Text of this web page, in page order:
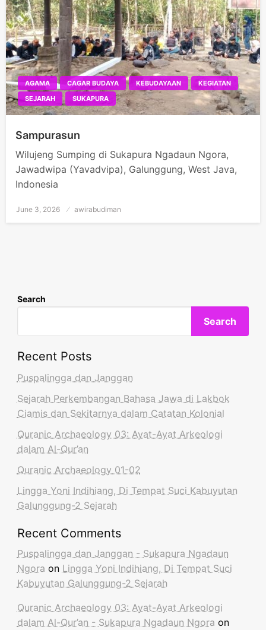
AGAMA CAGAR BUDAYA KEBUDAYAAN
KEGIATAN
SEJARAH
SUKAPURA
Sampurasun
Wilujeng Sumping di Sukapura Ngadaun Ngora,
Jawadwipa (Yavadvipa), Galunggung, West Java,
Indonesia
Posted
June 3, 2026 awirabudiman
Search
Search
Recent Posts
Puspalingga dan Janggan
Sejarah Perkembangan Bahasa Jawa di Lakbok
Ciamis dan Sekitarnya dalam Catatan Kolonial
Quranic Archaeology 03: Ayat-Ayat Arkeologi
dalam Al-Qur’an
Quranic Archaeology 01-02
Lingga Yoni Indihiang, Di Tempat Suci Kabuyutan
Galunggung-2 Sejarah
Recent Comments
Puspalingga dan Janggan - Sukapura Ngadaun
Ngora on Lingga Yoni Indihiang, Di Tempat Suci
Kabuyutan Galunggung-2 Sejarah
Quranic Archaeology 03: Ayat-Ayat Arkeologi
dalam Al-Qur’an - Sukapura Ngadaun Ngora on